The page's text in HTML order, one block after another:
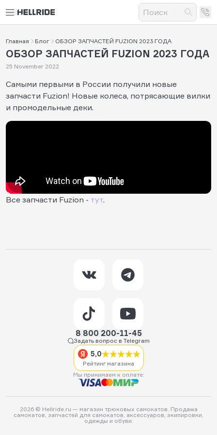
Главная Блог ОБЗОР ЗАПЧАСТЕЙ FUZION 2023 ГОДА
ОБЗОР ЗАПЧАСТЕЙ FUZION 2023 ГОДА
25 November 2022
Самыми первыми в России получили новые
запчасти Fuzion! Новые колеса, потрясающие вилки
и промодельные деки.
Все запчасти Fuzion - тут.
8 800 200-11-45
Задать вопрос в Telegram
5,0
Рейтинг магазина
Мы принимаем к оплате:
2026 © Hellride.ru — магазин трюковых самокатов. Продажа
самокатов, запчастей для самокатов, аксессуаров, экипировки,
одежды и обуви.